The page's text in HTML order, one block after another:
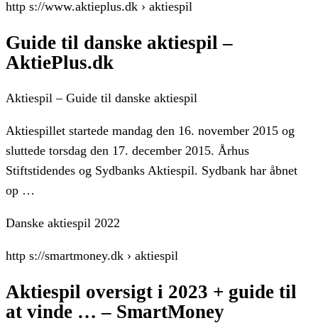
http s://www.aktieplus.dk › aktiespil
Guide til danske aktiespil –
AktiePlus.dk
Aktiespil – Guide til danske aktiespil
Aktiespillet startede mandag den 16. november 2015 og
sluttede torsdag den 17. december 2015. Århus
Stiftstidendes og Sydbanks Aktiespil. Sydbank har åbnet
op …
Danske aktiespil 2022
http s://smartmoney.dk › aktiespil
Aktiespil oversigt i 2023 + guide til
at vinde … – SmartMoney